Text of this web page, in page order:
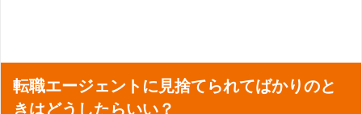
転職エージェントに見捨てられてばかりのと
きはどうしたらいい？